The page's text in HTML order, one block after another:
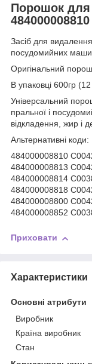
Порошок для
484000008810
Засіб для
посудомийних
Оригінальний
В упаковці 600гр
Універсальний
пральної і
відкладення, жир і
Альтернативні коди:
484000008810
484000008813
484000008814
484000008818
484000008800
484000008852
Приховати
Характеристики
Основні атрибути
Виробник
Країна виробник
Стан